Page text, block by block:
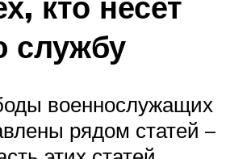
службу
военнослужащих
рядом статей –